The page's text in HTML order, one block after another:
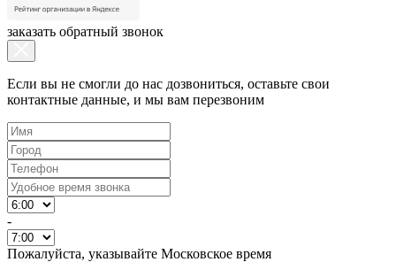
заказать обратный звонок
Если вы не смогли до нас дозвониться, оставьте свои
контактные данные, и мы вам перезвоним
-
Пожалуйста, указывайте Московское время